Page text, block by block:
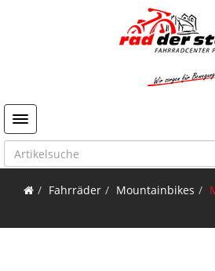
Toggle navigation
Fahrräder Mountainbikes